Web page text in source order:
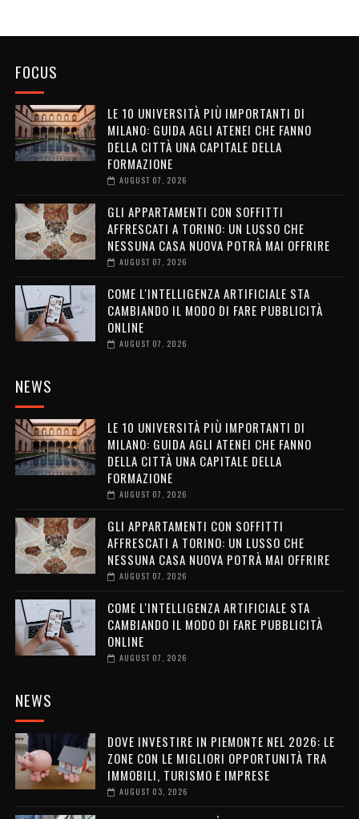
FOCUS
LE 10 UNIVERSITÀ PIÙ IMPORTANTI DI
MILANO: GUIDA AGLI ATENEI CHE FANNO
DELLA CITTÀ UNA CAPITALE DELLA
FORMAZIONE
AUGUST 07, 2026
GLI APPARTAMENTI CON SOFFITTI
AFFRESCATI A TORINO: UN LUSSO CHE
NESSUNA CASA NUOVA POTRÀ MAI OFFRIRE
AUGUST 07, 2026
COME L'INTELLIGENZA ARTIFICIALE STA
CAMBIANDO IL MODO DI FARE PUBBLICITÀ
ONLINE
AUGUST 07, 2026
NEWS
LE 10 UNIVERSITÀ PIÙ IMPORTANTI DI
MILANO: GUIDA AGLI ATENEI CHE FANNO
DELLA CITTÀ UNA CAPITALE DELLA
FORMAZIONE
AUGUST 07, 2026
GLI APPARTAMENTI CON SOFFITTI
AFFRESCATI A TORINO: UN LUSSO CHE
NESSUNA CASA NUOVA POTRÀ MAI OFFRIRE
AUGUST 07, 2026
COME L'INTELLIGENZA ARTIFICIALE STA
CAMBIANDO IL MODO DI FARE PUBBLICITÀ
ONLINE
AUGUST 07, 2026
NEWS
DOVE INVESTIRE IN PIEMONTE NEL 2026: LE
ZONE CON LE MIGLIORI OPPORTUNITÀ TRA
IMMOBILI, TURISMO E IMPRESE
AUGUST 03, 2026